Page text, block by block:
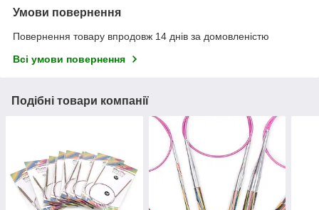
Умови повернення
Повернення товару впродовж 14 днів за домовленістю
Всі умови повернення
Подібні товари компанії